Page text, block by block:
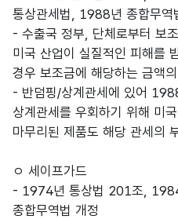
통상관세법, 1988년 종합무역
- 수출국 정부, 단체로부터 보
미국 산업이 실질적인 피해를
경우 보조금에 해당하는 금액
- 반덤핑/상계관세에 있어
상계관세를 우회하기 위해 미
마무리된 제품도 해당 관세의
ㅇ 세이프가드
- 1974년 통상법 201조,
종합무역법 개정